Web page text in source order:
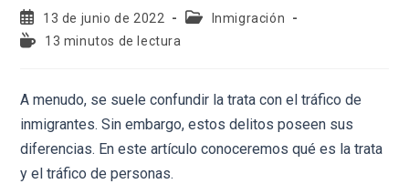
13 de junio de 2022
Inmigración
13 minutos de lectura
A menudo, se suele confundir la trata con el tráfico de
inmigrantes. Sin embargo, estos delitos poseen sus
diferencias. En este artículo conoceremos qué es la trata
y el tráfico de personas.